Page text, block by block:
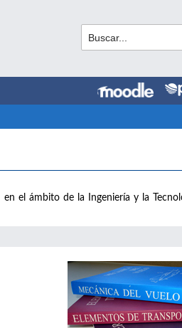
en el ámbito de la Ingeniería y la